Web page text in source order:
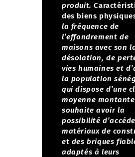
produit.
des biens
la fréquence de
l’effondrement de
maisons avec son
désolation, de
vies humaines et
la population
qui dispose d’une
moyenne montante
souhaite avoir la
possibilité
matériaux de
et des briques
adaptés à leurs